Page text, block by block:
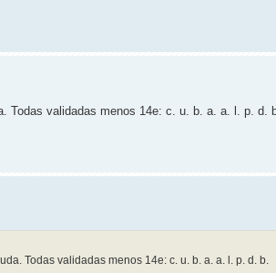
Todas validadas menos 14e: c. u. b. a. a. l. p. d.
Todas validadas menos 14e: c. u. b. a. a. l. p. d. b.